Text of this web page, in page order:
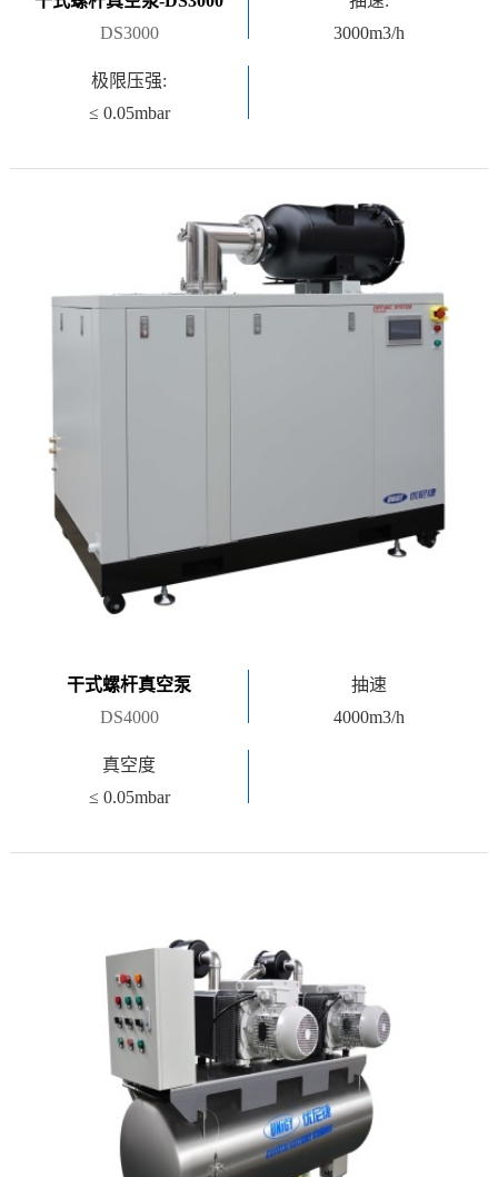
DS3000
3000m3/h
极限压强:
≤ 0.05mbar
干式螺杆真空泵
DS4000
抽速
4000m3/h
真空度
≤ 0.05mbar